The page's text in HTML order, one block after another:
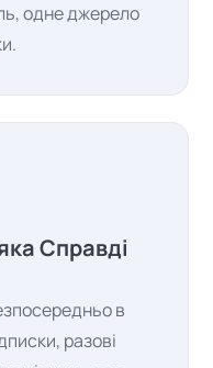
одне джерело
Справді
в
разові